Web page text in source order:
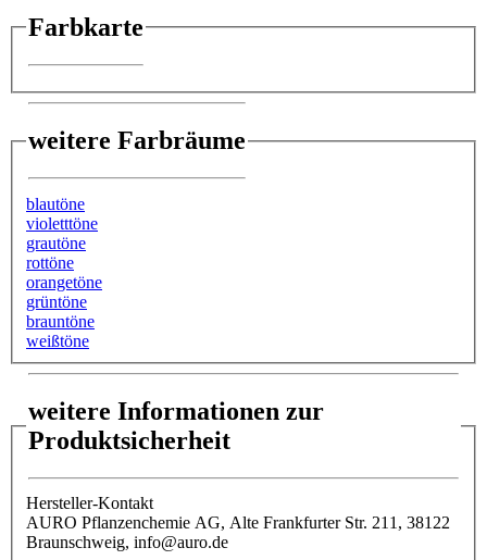
Farbkarte
weitere Farbräume
blautöne
violetttöne
grautöne
rottöne
orangetöne
grüntöne
brauntöne
weißtöne
weitere Informationen zur
Produktsicherheit
Hersteller-Kontakt
AURO Pflanzenchemie AG, Alte Frankfurter Str. 211, 38122
Braunschweig, info@auro.de